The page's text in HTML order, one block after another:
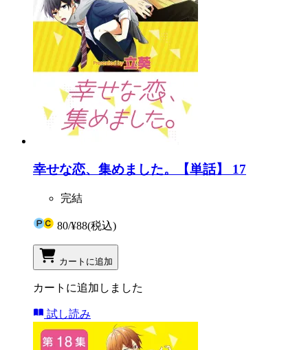
幸せな恋、集めました。【単話】 17
完結
80/¥88(税込)
カートに追加
カートに追加しました
試し読み